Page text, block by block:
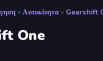
» Αυτοκίνητα » Gearshift
One